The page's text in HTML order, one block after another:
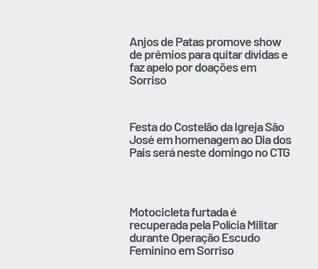
Anjos de Patas promove show
de prêmios para quitar dívidas e
faz apelo por doações em
Sorriso
Festa do Costelão da Igreja São
José em homenagem ao Dia dos
Pais será neste domingo no CTG
Motocicleta furtada é
recuperada pela Polícia Militar
durante Operação Escudo
Feminino em Sorriso